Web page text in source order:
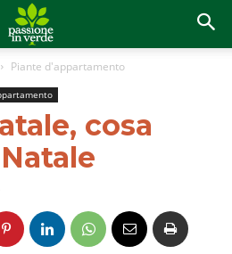
Piante d'appartamento
cosa